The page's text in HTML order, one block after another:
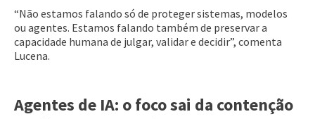
“Não estamos falando só de proteger sistemas, modelos
ou agentes. Estamos falando também de preservar a
capacidade humana de julgar, validar e decidir”, comenta
Lucena.
Agentes de IA: o foco sai da contenção